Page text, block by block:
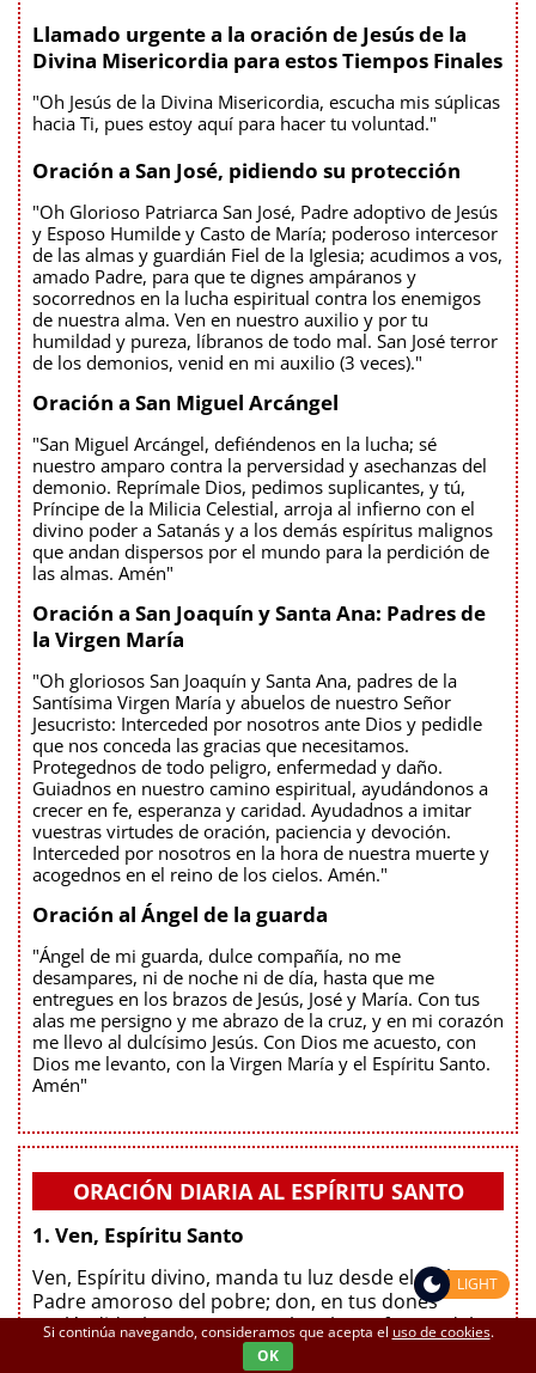
Llamado urgente a la oración de Jesús de la
Divina Misericordia para estos Tiempos Finales
"Oh Jesús de la Divina Misericordia, escucha mis súplicas
hacia Ti, pues estoy aquí para hacer tu voluntad."
Oración a San José, pidiendo su protección
"Oh Glorioso Patriarca San José, Padre adoptivo de Jesús
y Esposo Humilde y Casto de María; poderoso intercesor
de las almas y guardián Fiel de la Iglesia; acudimos a vos,
amado Padre, para que te dignes ampáranos y
socorrednos en la lucha espiritual contra los enemigos
de nuestra alma. Ven en nuestro auxilio y por tu
humildad y pureza, líbranos de todo mal. San José terror
de los demonios, venid en mi auxilio (3 veces)."
Oración a San Miguel Arcángel
"San Miguel Arcángel, defiéndenos en la lucha; sé
nuestro amparo contra la perversidad y asechanzas del
demonio. Reprímale Dios, pedimos suplicantes, y tú,
Príncipe de la Milicia Celestial, arroja al infierno con el
divino poder a Satanás y a los demás espíritus malignos
que andan dispersos por el mundo para la perdición de
las almas. Amén"
Oración a San Joaquín y Santa Ana: Padres de
la Virgen María
"Oh gloriosos San Joaquín y Santa Ana, padres de la
Santísima Virgen María y abuelos de nuestro Señor
Jesucristo: Interceded por nosotros ante Dios y pedidle
que nos conceda las gracias que necesitamos.
Protegednos de todo peligro, enfermedad y daño.
Guiadnos en nuestro camino espiritual, ayudándonos a
crecer en fe, esperanza y caridad. Ayudadnos a imitar
vuestras virtudes de oración, paciencia y devoción.
Interceded por nosotros en la hora de nuestra muerte y
acogednos en el reino de los cielos. Amén."
Oración al Ángel de la guarda
"Ángel de mi guarda, dulce compañía, no me
desampares, ni de noche ni de día, hasta que me
entregues en los brazos de Jesús, José y María. Con tus
alas me persigno y me abrazo de la cruz, y en mi corazón
me llevo al dulcísimo Jesús. Con Dios me acuesto, con
Dios me levanto, con la Virgen María y el Espíritu Santo.
Amén"
ORACIÓN DIARIA AL ESPÍRITU SANTO
1. Ven, Espíritu Santo
Ven, Espíritu divino, manda tu luz desde el Cielo.
Padre amoroso del pobre; don, en tus dones
espléndido; luz que penetra las almas; fuente del
mayor consuelo. Ven, dulce huésped del alma,
Si continúa navegando, consideramos que acepta el uso de cookies.
OK
LIGHT